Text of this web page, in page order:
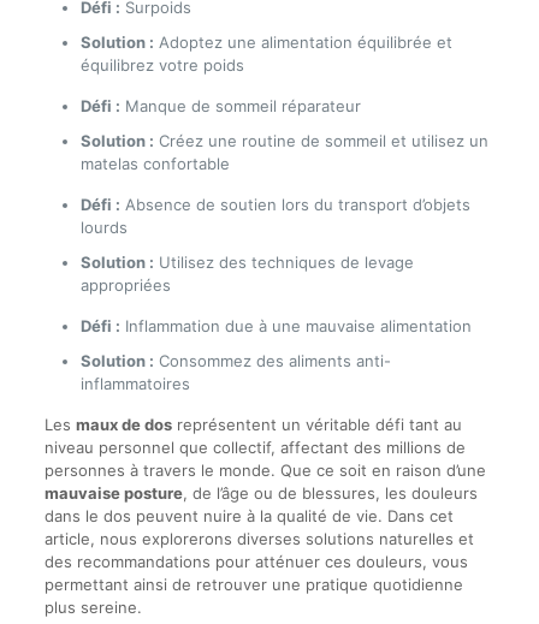
Défi : Surpoids
Solution : Adoptez une alimentation équilibrée et
équilibrez votre poids
Défi : Manque de sommeil réparateur
Solution : Créez une routine de sommeil et utilisez un
matelas confortable
Défi : Absence de soutien lors du transport d’objets
lourds
Solution : Utilisez des techniques de levage
appropriées
Défi : Inflammation due à une mauvaise alimentation
Solution : Consommez des aliments anti-
inflammatoires
Les maux de dosreprésentent un véritable défi tant au
niveau personnel que collectif, affectant des millions de
personnes à travers le monde. Que ce soit en raison d’une
mauvaise posture, de l’âge ou de blessures, les douleurs
dans le dos peuvent nuire à la qualité de vie. Dans cet
article, nous explorerons diverses solutions naturelles et
des recommandations pour atténuer ces douleurs, vous
permettant ainsi de retrouver une pratique quotidienne
plus sereine.